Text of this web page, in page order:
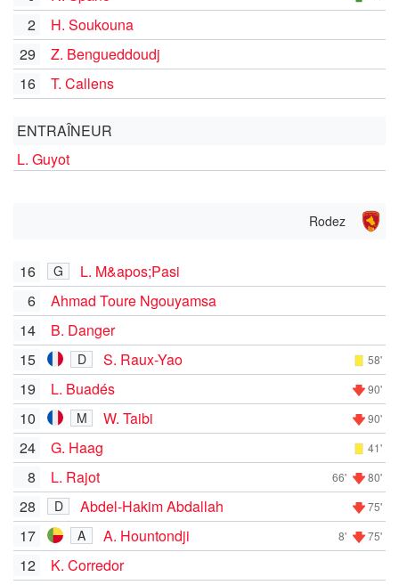
2
H. Soukouna
29
Z. Bengueddoudj
16
T. Callens
ENTRAÎNEUR
L. Guyot
Rodez
16 G
L. M&apos;Pasi
6
Ahmad Toure Ngouyamsa
14
B. Danger
15
D S. Raux-Yao 58'
19 L. Buadés 90'
10 M W. Taibi 90'
24 G. Haag 41'
8 L. Rajot 66' 80'
28 D Abdel-Hakim Abdallah 75'
17 A A. Hountondji 8' 75'
12 K. Corredor